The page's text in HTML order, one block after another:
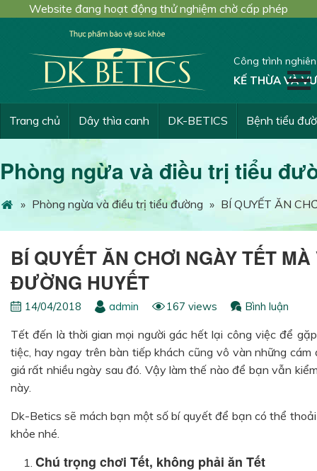
Website đang hoạt động thử nghiệm chờ cấp phép
Công trình
KẾ THỪA VÀ
Trang chủ Dây thìa canh DK-BETICS Bệnh tiểu
Phòng ngừa và điều trị tiểu
» Phòng ngừa và điều trị tiểu đường » BÍ QUYẾT ĂN
BÍ QUYẾT ĂN CHƠI NGÀY TẾT
ĐƯỜNG HUYẾT
14/04/2018 admin 167 views Bình luận
Tết đến là thời gian mọi người gác hết lại công việc để
tiệc, hay ngay trên bàn tiếp khách cũng vô vàn những
giá rất nhiều ngày sau đó. Vậy làm thế nào để bạn vẫn
này.
Dk-Betics sẽ mách bạn một số bí quyết để bạn có thể
khỏe nhé.
Chú trọng chơi Tết, không phải ăn Tết